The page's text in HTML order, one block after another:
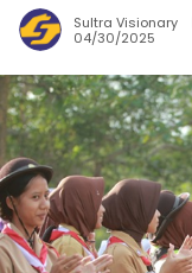
Sultra Visionary
04/30/2025